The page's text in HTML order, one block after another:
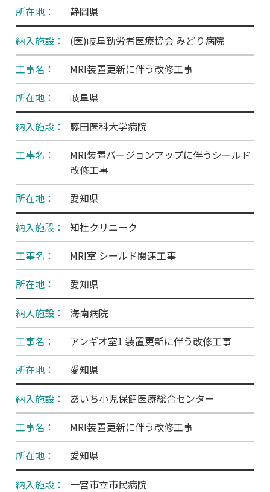
静岡県
(医)岐阜勤労者医療協会 みどり病院
MRI装置更新に伴う改修工事
岐阜県
藤田医科大学病院
MRI装置バージョンアップに伴うシールド
改修工事
愛知県
知杜クリニーク
MRI室 シールド関連工事
愛知県
海南病院
アンギオ室1 装置更新に伴う改修工事
愛知県
あいち小児保健医療総合センター
MRI装置更新に伴う改修工事
愛知県
一宮市立市民病院
お問い合わせ